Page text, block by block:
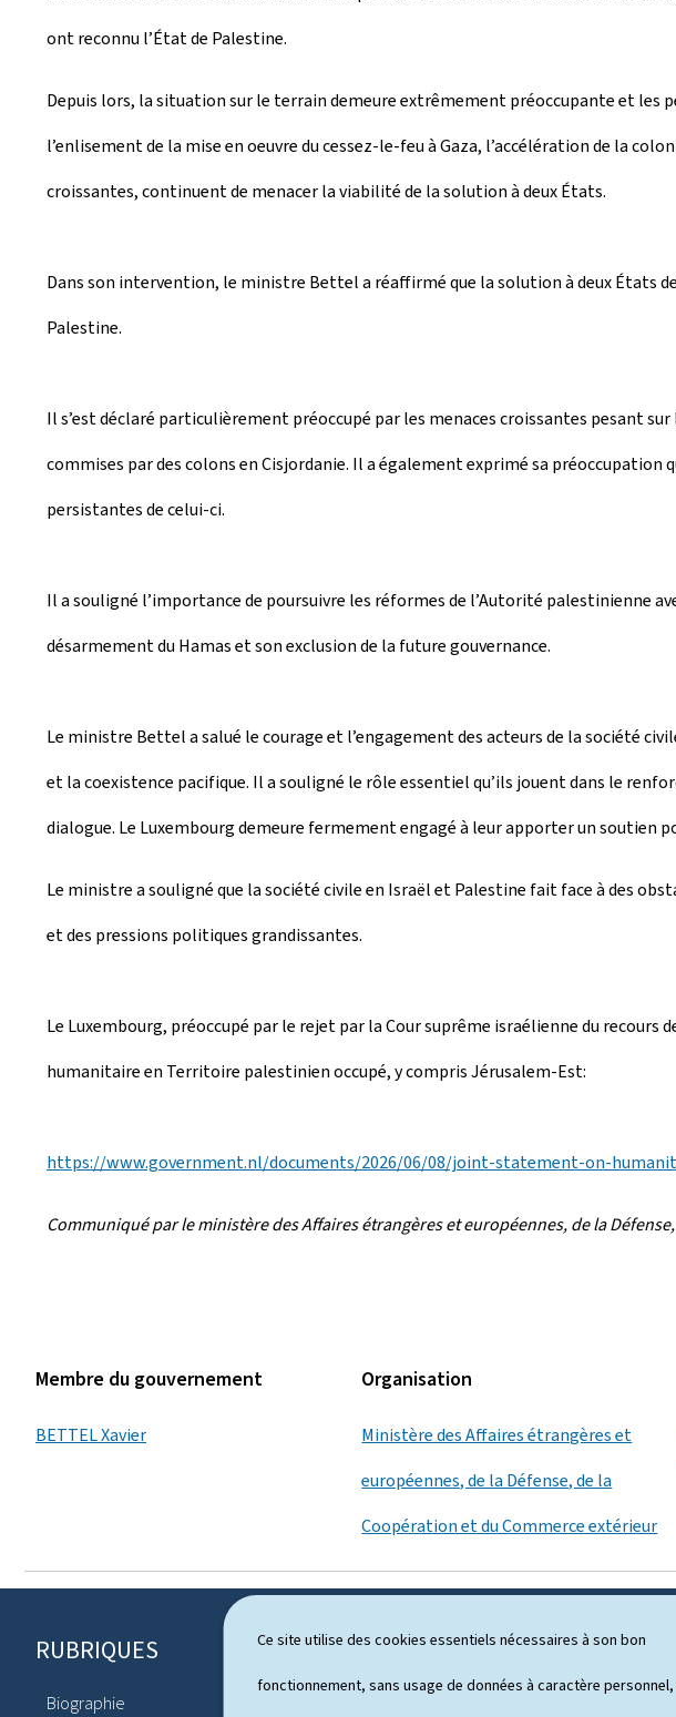
Ce site utilise des cookies essentiels nécessaires à son bon
fonctionnement, sans usage de données à caractère personnel,
ont reconnu l’État de Palestine.
Depuis lors, la situation sur le terrain demeure extrêmement préoccupante et
l’enlisement de la mise en oeuvre du cessez-le-feu à Gaza, l’accélération de la
croissantes, continuent de menacer la viabilité de la solution à deux États.
Dans son intervention, le ministre Bettel a réaffirmé que la solution à deux États
Palestine.
Il s’est déclaré particulièrement préoccupé par les menaces croissantes pesant
commises par des colons en Cisjordanie. Il a également exprimé sa préoccupation
persistantes de celui-ci.
Il a souligné l’importance de poursuivre les réformes de l’Autorité palestinienne
désarmement du Hamas et son exclusion de la future gouvernance.
Le ministre Bettel a salué le courage et l’engagement des acteurs de la société
et la coexistence pacifique. Il a souligné le rôle essentiel qu’ils jouent dans le
dialogue. Le Luxembourg demeure fermement engagé à leur apporter un soutien
Le ministre a souligné que la société civile en Israël et Palestine fait face à des
et des pressions politiques grandissantes.
Le Luxembourg, préoccupé par le rejet par la Cour suprême israélienne du recours
humanitaire en Territoire palestinien occupé, y compris Jérusalem‑Est:
https://www.government.nl/documents/2026/06/08/joint-statement-on-
Communiqué par le ministère des Affaires étrangères et européennes, de la
Membre du gouvernement
BETTEL Xavier
Organisation
Ministère des Affaires étrangères et
européennes, de la Défense, de la
Coopération et du Commerce extérieur
PRUBRIQUES
Biographie